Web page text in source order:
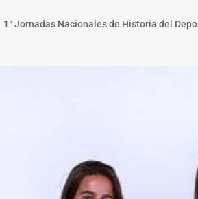
1° Jornadas Nacionales de Historia del